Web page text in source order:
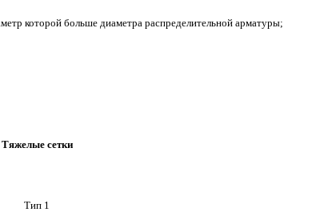
которой больше диаметра распределительной арматуры;
Тяжелые сетки
Тип 1